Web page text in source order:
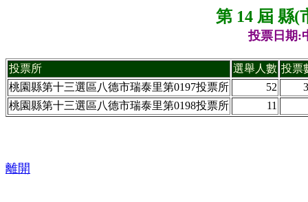
第 14 屆 縣(
投票日期:
投票所 選舉人數 投票
桃園縣第十三選區八德市瑞泰里第0197投票所
52
桃園縣第十三選區八德市瑞泰里第0198投票所
11
離開